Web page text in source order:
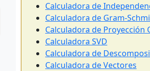
Calculadora de
Calculadora de Gram-
Calculadora de Proyección
Calculadora SVD
Calculadora de
Calculadora de Vectores